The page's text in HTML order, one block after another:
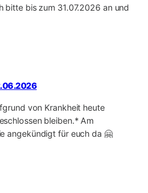
bitte bis zum 31.07.2026 an und
von Krankheit heute
bleiben.* Am
angekündigt für euch da 🤗